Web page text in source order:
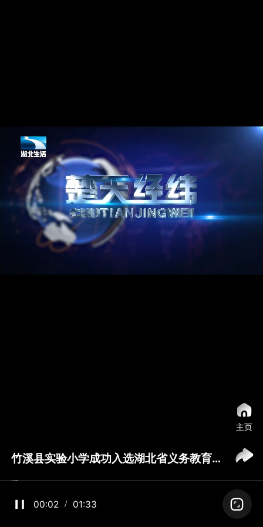
竹溪县实验小学成功入选湖北省义务教育教学改革实验校
主页
00:03 / 01:33